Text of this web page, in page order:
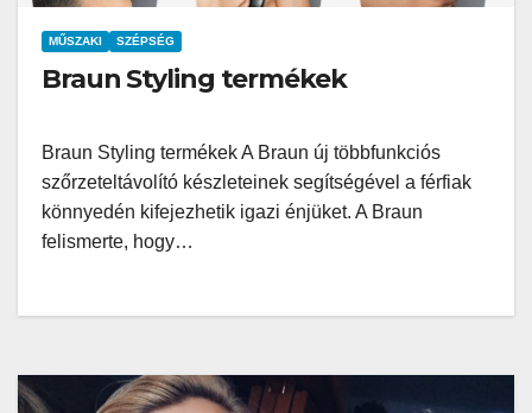
MŰSZAKI SZÉPSÉG
Braun Styling termékek
Braun Styling termékek A Braun új többfunkciós
szőrzeteltávolító készleteinek segítségével a férfiak
könnyedén kifejezhetik igazi énjüket. A Braun
felismerte, hogy…